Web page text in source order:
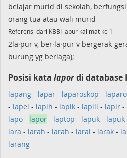
belajar murid di sekolah,
orang tua atau wali murid
Referensi dari KBBI lapur kalimat ke 1
2la·pur v, ber·la·pur v bergerak-
burung yg berlaga);
Posisi kata lapordi database
lapang - lapar - laparoskop -
- lapel - lapih - lapik - lapili - lapir -
lapo - lapor - laptop - lapuk - lapuk
lara - larah - larah - larai - larak -
larang